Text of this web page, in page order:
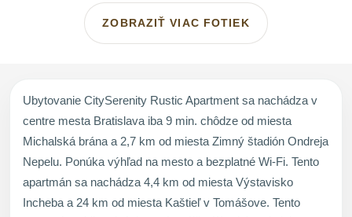
ZOBRAZIŤ VIAC FOTIEK
Ubytovanie CitySerenity Rustic Apartment sa nachádza v
centre mesta Bratislava iba 9 min. chôdze od miesta
Michalská brána a 2,7 km od miesta Zimný štadión Ondreja
Nepelu. Ponúka výhľad na mesto a bezplatné Wi-Fi. Tento
apartmán sa nachádza 4,4 km od miesta Výstavisko
Incheba a 24 km od miesta Kaštieľ v Tomášove. Tento